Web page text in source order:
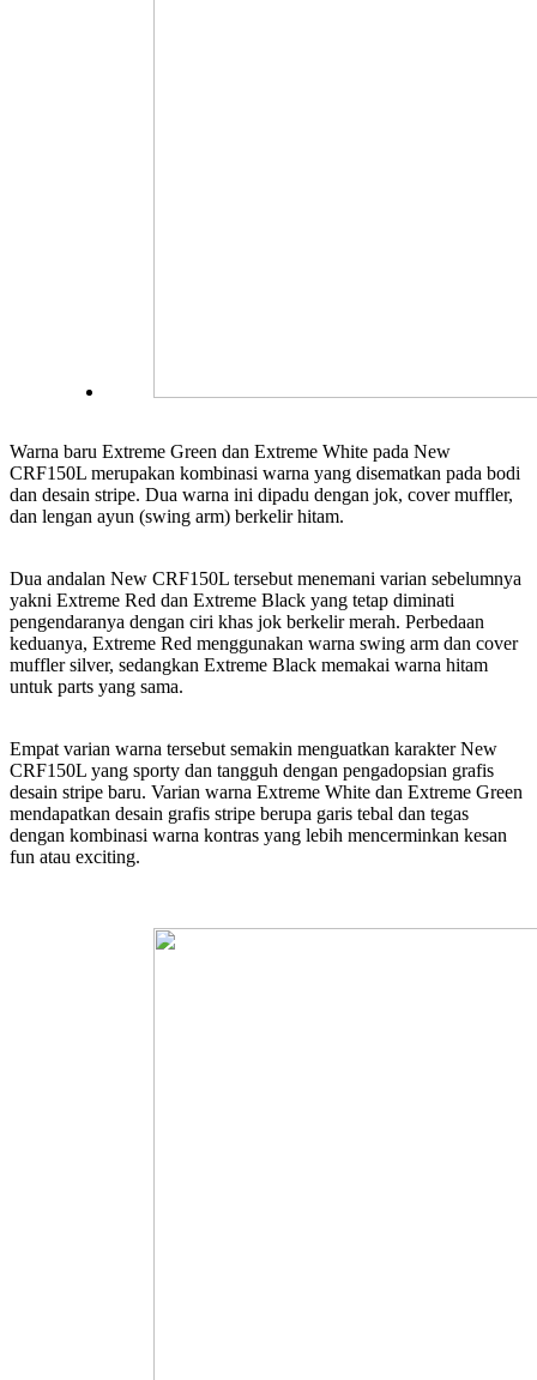
Warna baru Extreme Green dan Extreme White pada New
CRF150L merupakan kombinasi warna yang disematkan pada bodi
dan desain stripe. Dua warna ini dipadu dengan jok, cover muffler,
dan lengan ayun (swing arm) berkelir hitam.
Dua andalan New CRF150L tersebut menemani varian sebelumnya
yakni Extreme Red dan Extreme Black yang tetap diminati
pengendaranya dengan ciri khas jok berkelir merah. Perbedaan
keduanya, Extreme Red menggunakan warna swing arm dan cover
muffler silver, sedangkan Extreme Black memakai warna hitam
untuk parts yang sama.
Empat varian warna tersebut semakin menguatkan karakter New
CRF150L yang sporty dan tangguh dengan pengadopsian grafis
desain stripe baru. Varian warna Extreme White dan Extreme Green
mendapatkan desain grafis stripe berupa garis tebal dan tegas
dengan kombinasi warna kontras yang lebih mencerminkan kesan
fun atau exciting.